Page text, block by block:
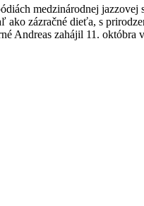
medzinárodnej jazzovej
zázračné dieťa, s
Andreas zahájil 11. októbra